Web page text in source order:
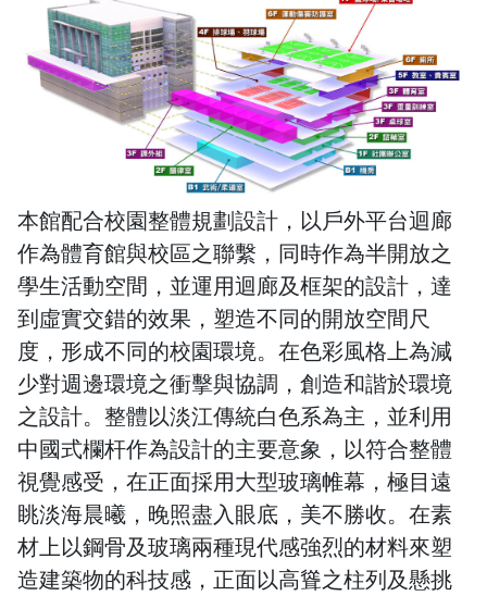
本館配合校園整體規劃設計，以戶外平台迴廊
作為體育館與校區之聯繫，同時作為半開放之
學生活動空間，並運用迴廊及框架的設計，達
到虛實交錯的效果，塑造不同的開放空間尺
度，形成不同的校園環境。在色彩風格上為減
少對週邊環境之衝擊與協調，創造和諧於環境
之設計。整體以淡江傳統白色系為主，並利用
中國式欄杆作為設計的主要意象，以符合整體
視覺感受，在正面採用大型玻璃帷幕，極目遠
眺淡海晨曦，晚照盡入眼底，美不勝收。在素
材上以鋼骨及玻璃兩種現代感強烈的材料來塑
造建築物的科技感，正面以高聳之柱列及懸挑